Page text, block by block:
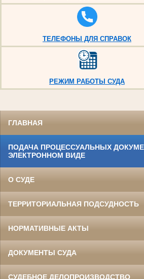
ТЕЛЕФОНЫ ДЛЯ СПРАВОК
РЕЖИМ РАБОТЫ СУДА
ГЛАВНАЯ
ПОДАЧА ПРОЦЕССУАЛЬНЫХ
ЭЛЕКТРОННОМ ВИДЕ
О СУДЕ
ТЕРРИТОРИАЛЬНАЯ ПОДСУДНОСТЬ
НОРМАТИВНЫЕ АКТЫ
ДОКУМЕНТЫ СУДА
СУДЕБНОЕ ДЕЛОПРОИЗВОДСТВО